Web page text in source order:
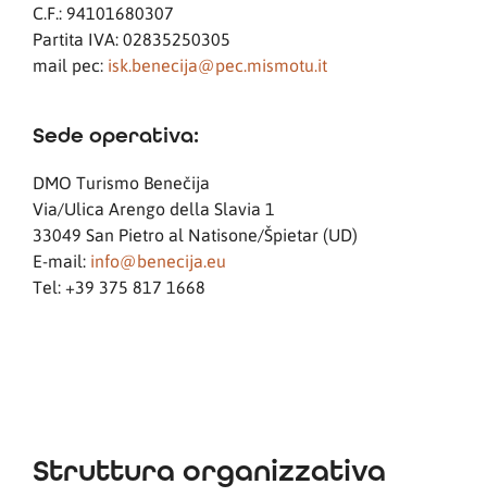
C.F.: 94101680307
Partita IVA: 02835250305
mail pec: isk.benecija@pec.mismotu.it
Sede operativa:
DMO Turismo Benečija
Via/Ulica Arengo della Slavia 1
33049 San Pietro al Natisone/Špietar (UD)
E-mail: info@benecija.eu
Tel: +39 375 817 1668
Struttura organizzativa